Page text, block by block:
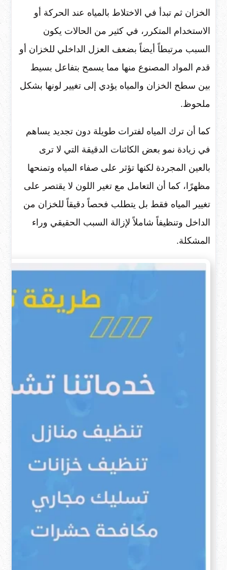
الخزان ثم تبدأ في الاختلاط بالمياه عند الحركة أو
الاستخدام المتكرر، في كثير من الحالات يكون
السبب مرتبطاً أيضاً بضعف العزل الداخلي للخزان أو
قدم المواد المصنوع منها مما يسمح بتفاعل بسيط
بين سطح الخزان والمياه يؤدي إلى تغيير لونها بشكل
ملحوظ.
كما أن ترك المياه لفترات طويلة دون تجديد يساهم
في زيادة نمو بعض الكائنات الدقيقة التي لا ترى
بالعين المجردة لكنها تؤثر على صفاء المياه وتمنحها
مظهرًا، كما أن التعامل مع تغير اللون لا يقتصر على
تغيير المياه فقط بل يتطلب فحصاً دقيقاً للخزان من
الداخل وتنظيفاً شاملاً لإزالة السبب الحقيقي وراء
المشكلة.